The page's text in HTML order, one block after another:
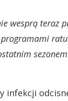
wesprą teraz
infekcji